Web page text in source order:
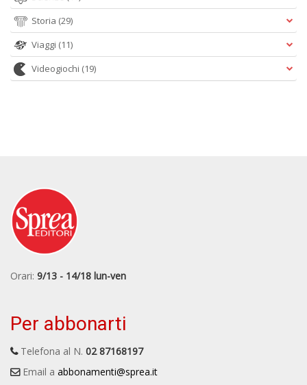
Storia (29)
Viaggi (11)
Videogiochi (19)
Orari: 9/13 - 14/18 lun-ven
Per abbonarti
Telefona al N. 02 87168197
Email a abbonamenti@sprea.it